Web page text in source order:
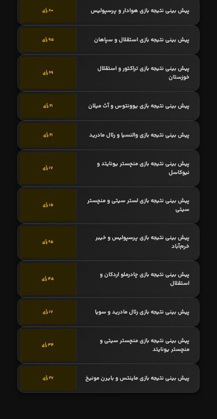
پیش بینی نتیجه بازی هوادار و پرسپولیس 80 رأی
پیش بینی نتیجه بازی استقلال و سپاهان 95 رأی
پیش بینی نتیجه بازی تراکتور و استقلال
خوزستان
69 رأی
پیش بینی نتیجه بازی یوونتوس و آث میلان 21 رأی
پیش بینی نتیجه بازی والنسیا و رئال مادرید 21 رأی
پیش بینی نتیجه بازی منچستر یونایتد و
نیوکاسل
17 رأی
پیش بینی نتیجه بازی لستر سیتی و منچستر
سیتی
15 رأی
پیش بینی نتیجه بازی پرسپولیس و خیبر
خرم‌آباد
65 رأی
پیش بینی نتیجه بازی چادرملو اردکان و
استقلال
45 رأی
پیش بینی نتیجه بازی رئال مادرید و سویا 17 رأی
پیش بینی نتیجه بازی منچستر سیتی و
منچستر یونایتد
34 رأی
پیش بینی نتیجه بازی ماینتس و بایرن مونیخ 27 رأی